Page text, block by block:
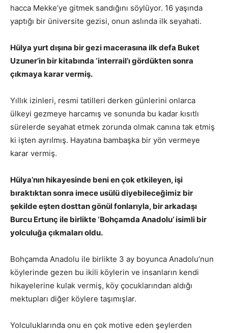
hacca Mekke’ye gitmek sandığını söylüyor. 16 yaşında
yaptığı bir üniversite gezisi, onun aslında ilk seyahati.
Hülya yurt dışına bir gezi macerasına ilk defa Buket
Uzuner’in bir kitabında ‘interrail’ı gördükten sonra
çıkmaya karar vermiş.
Yıllık izinleri, resmi tatilleri derken günlerini onlarca
ülkeyi gezmeye harcamış ve sonunda bu kadar kısıtlı
sürelerde seyahat etmek zorunda olmak canına tak etmiş
ki işten ayrılmış. Hayatına bambaşka bir yön vermeye
karar vermiş.
Hülya’nın hikayesinde beni en çok etkileyen, işi
bıraktıktan sonra imece usülü diyebileceğimiz bir
şekilde eşten dosttan gönül fonlarıyla, bir arkadaşı
Burcu Ertunç ile birlikte ‘Bohçamda Anadolu’ isimli bir
yolculuğa çıkmaları oldu.
Bohçamda Anadolu ile birlikte 3 ay boyunca Anadolu’nun
köylerinde gezen bu ikili köylerin ve insanların kendi
hikayelerine kulak vermiş, köy çocuklarından aldığı
mektupları diğer köylere taşımışlar.
Yolculuklarında onu en çok motive eden şeylerden